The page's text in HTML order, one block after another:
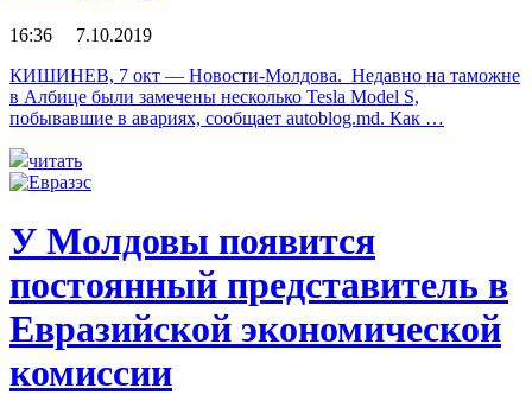
16:36 7.10.2019
КИШИНЕВ, 7 окт — Новости-Молдова. Недавно на таможне
в Албице были замечены несколько Tesla Model S,
побывавшие в авариях, сообщает autoblog.md. Как …
читать
У Молдовы появится
постоянный представитель в
Евразийской экономической
комиссии